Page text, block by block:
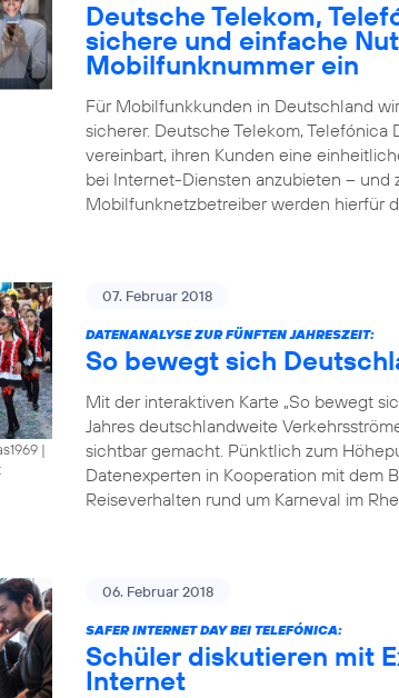
Deutsche Telekom,
sichere und einfache
Mobilfunknummer ein
Für Mobilfunkkunden in Deutschland
sicherer. Deutsche Telekom,
vereinbart, ihren Kunden eine
bei Internet-Diensten anzubieten – und
Mobilfunknetzbetreiber werden hierfür
|
07. Februar 2018
DATENANALYSE ZUR FÜNFTEN JAHRESZEIT:
So bewegt sich
Mit der interaktiven Karte „So bewegt
Jahres deutschlandweite
sichtbar gemacht. Pünktlich zum
Datenexperten in Kooperation mit dem
Reiseverhalten rund um Karneval im
06. Februar 2018
SAFER INTERNET DAY BEI TELEFÓNICA:
Schüler diskutieren mit
Internet